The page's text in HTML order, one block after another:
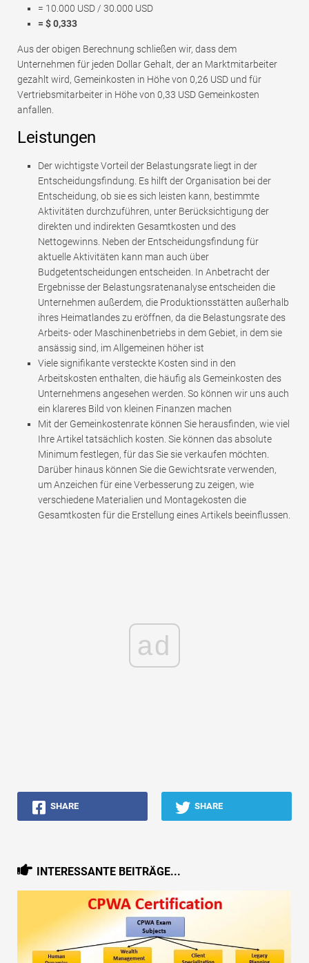
= 10.000 USD / 30.000 USD
= $ 0,333
Aus der obigen Berechnung schließen wir, dass dem
Unternehmen für jeden Dollar Gehalt, der an Marktmitarbeiter
gezahlt wird, Gemeinkosten in Höhe von 0,26 USD und für
Vertriebsmitarbeiter in Höhe von 0,33 USD Gemeinkosten
anfallen.
Leistungen
Der wichtigste Vorteil der Belastungsrate liegt in der
Entscheidungsfindung. Es hilft der Organisation bei der
Entscheidung, ob sie es sich leisten kann, bestimmte
Aktivitäten durchzuführen, unter Berücksichtigung der
direkten und indirekten Gesamtkosten und des
Nettogewinns. Neben der Entscheidungsfindung für
aktuelle Aktivitäten kann man auch über
Budgetentscheidungen entscheiden. In Anbetracht der
Ergebnisse der Belastungsratenanalyse entscheiden die
Unternehmen außerdem, die Produktionsstätten außerhalb
ihres Heimatlandes zu eröffnen, da die Belastungsrate des
Arbeits- oder Maschinenbetriebs in dem Gebiet, in dem sie
ansässig sind, im Allgemeinen höher ist
Viele signifikante versteckte Kosten sind in den
Arbeitskosten enthalten, die häufig als Gemeinkosten des
Unternehmens angesehen werden. So können wir uns auch
ein klareres Bild von kleinen Finanzen machen
Mit der Gemeinkostenrate können Sie herausfinden, wie viel
Ihre Artikel tatsächlich kosten. Sie können das absolute
Minimum festlegen, für das Sie sie verkaufen möchten.
Darüber hinaus können Sie die Gewichtsrate verwenden,
um Anzeichen für eine Verbesserung zu zeigen, wie
verschiedene Materialien und Montagekosten die
Gesamtkosten für die Erstellung eines Artikels beeinflussen.
ad
SHARE SHARE
INTERESSANTE BEITRÄGE...